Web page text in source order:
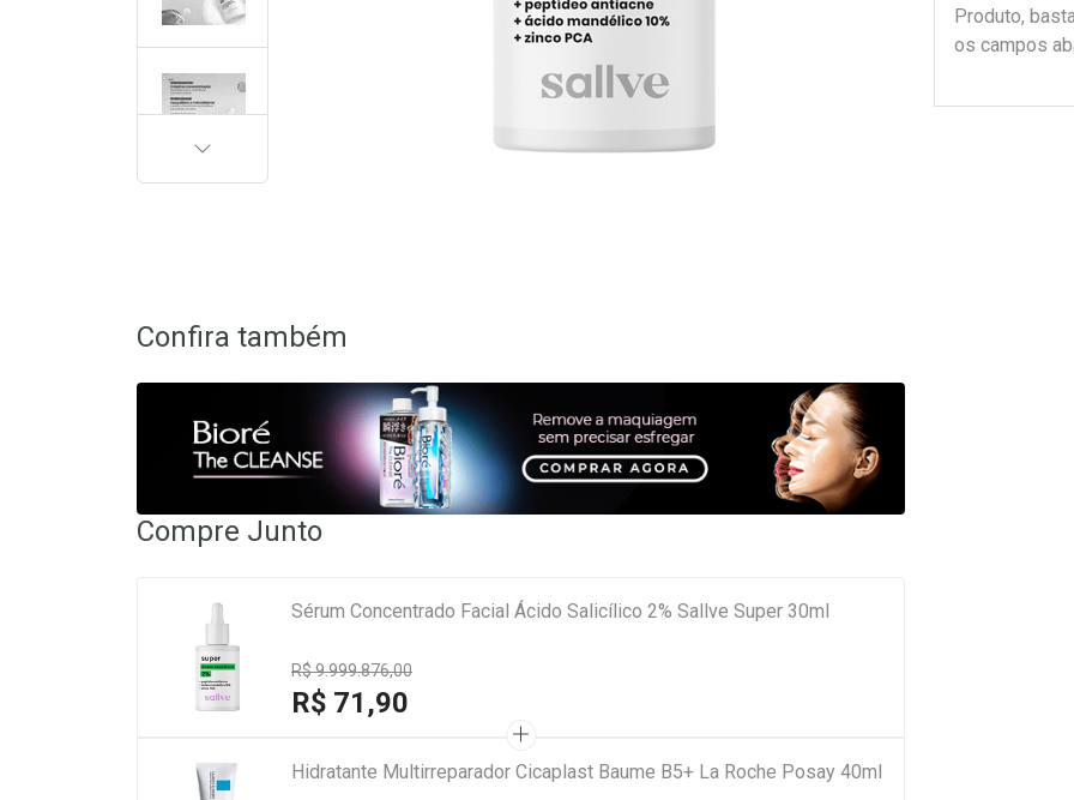
Produto,
os campos
PRÓXIMA
Confira também
Compre Junto
Sérum Concentrado Facial Ácido Salicílico 2% Sallve Super 30ml
R$ 9.999.876,00
R$ 71,90
Hidratante Multirreparador Cicaplast Baume B5+ La Roche Posay 40ml